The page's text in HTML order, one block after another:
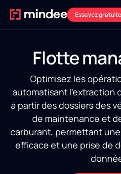
Essayez
Flotte
Optimisez les
automatisant l'extraction
à partir des dossiers des
de maintenance et
carburant, permettant
efficace et une prise de